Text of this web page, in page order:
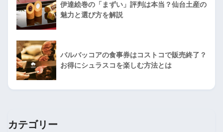
伊達絵巻の「まずい」評判は本当？仙台土産の
魅力と選び方を解説
バルバッコアの食事券はコストコで販売終了？
お得にシュラスコを楽しむ方法とは
カテゴリー